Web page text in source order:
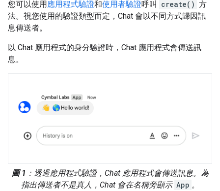
您可以使用應用程式驗證和使用者驗證呼叫 create() 方
法。視您使用的驗證類型而定，Chat 會以不同方式歸因訊
息傳送者。
以 Chat 應用程式的身分驗證時，Chat 應用程式會傳送訊
息。
圖 1 ：透過應用程式驗證，Chat 應用程式會傳送訊息。為
指出傳送者不是真人，Chat 會在名稱旁顯示 App 。